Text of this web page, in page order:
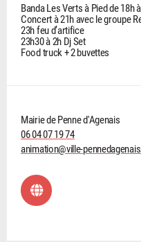
Banda Les Verts à Pied de 18h
Concert à 21h avec le groupe
23h feu d’artifice
23h30 à 2h Dj Set
Food truck + 2 buvettes
Mairie de Penne d'Agenais
06 04 07 19 74
animation@ville-